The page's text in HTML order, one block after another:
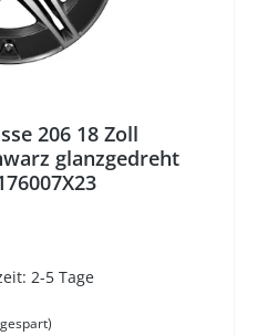
206 18 Zoll
glanzgedreht
2-5 Tage